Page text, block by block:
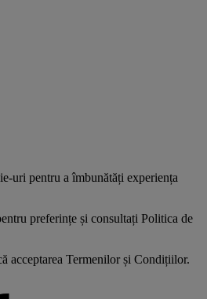
uri pentru a îmbunătăți experiența
preferințe și consultați Politica de
acceptarea Termenilor și Condițiilor.